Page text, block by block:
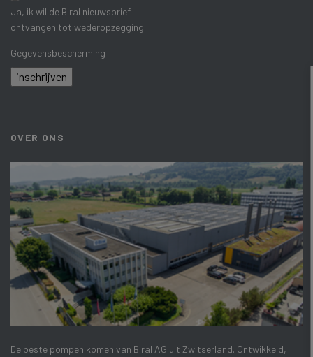
Ja, ik wil de Biral nieuwsbrief
ontvangen tot wederopzegging.
Gegevensbescherming
inschrijven
OVER ONS
De beste pompen komen van Biral AG uit Zwitserland. Ontwikkeld,